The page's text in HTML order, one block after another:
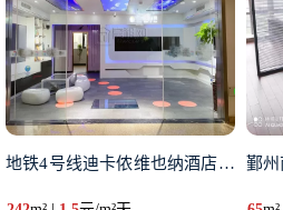
地铁4号线迪卡侬维也纳酒店隔壁 鄞